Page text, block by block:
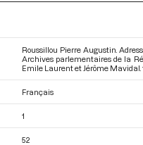
Roussillou Pierre Augustin.
Archives parlementaires de la
Emile Laurent et Jérôme Mavidal.
Français
1
52